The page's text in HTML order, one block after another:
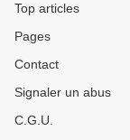
Top articles
Pages
Contact
Signaler un abus
C.G.U.